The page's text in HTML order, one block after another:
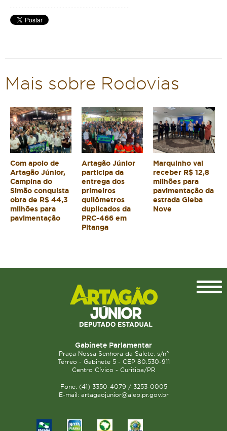
Mais sobre Rodovias
Com apoio de
Artagão Júnior,
Campina do
Simão conquista
obra de R$ 44,3
milhões para
pavimentação
Artagão Júnior
participa da
entrega dos
primeiros
quilômetros
duplicados da
PRC-466 em
Pitanga
Marquinho vai
receber R$ 12,8
milhões para
pavimentação da
estrada Gleba
Nove
Gabinete Parlamentar
Praça Nossa Senhora da Salete, s/n°
Térreo - Gabinete 5 - CEP 80.530-911
Centro Cívico - Curitiba/PR
Fone: (41) 3350-4079 / 3253-0005
E-mail: artagaojunior@alep.pr.gov.br